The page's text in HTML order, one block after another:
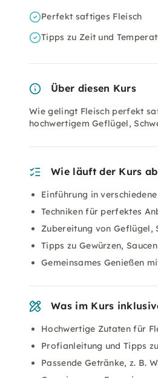
Perfekt saftiges Fleisch
Tipps zu Zeit und
Über diesen Kurs
Wie gelingt Fleisch perfekt
hochwertigem Geflügel,
Wie läuft der Kurs
Einführung in
Techniken für perfektes
Zubereitung von Geflügel,
Tipps zu Gewürzen,
Gemeinsames Genießen
Was im Kurs
Hochwertige Zutaten für
Profianleitung und Tipps
Passende Getränke, z. B.